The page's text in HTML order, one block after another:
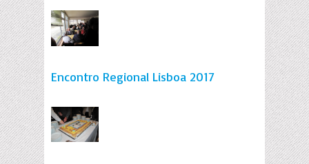
Encontro Regional Lisboa 2017